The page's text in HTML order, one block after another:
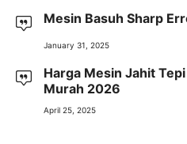
Mesin Basuh Sharp
January 31, 2025
Harga Mesin Jahit
Murah 2026
April 25, 2025